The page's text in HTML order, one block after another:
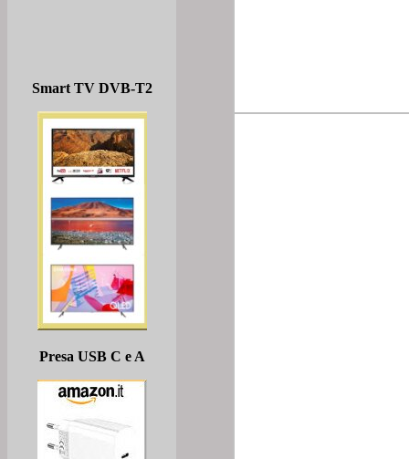
Smart TV DVB-T2
Presa USB C e A